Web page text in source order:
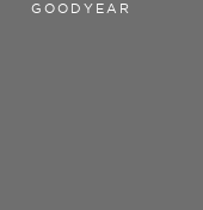
GOODYEAR